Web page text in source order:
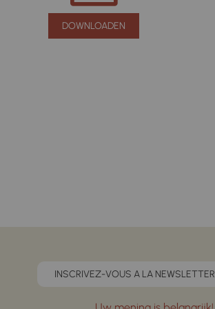
DOWNLOADEN
INSCRIVEZ-VOUS A LA NEWSLETTER